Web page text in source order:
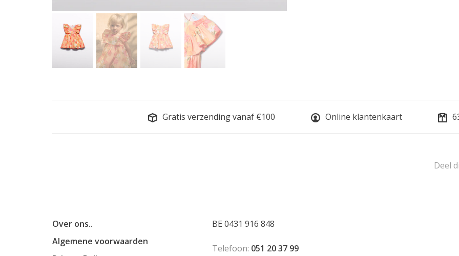
Gratis verzending vanaf €100 Online klantenkaart
Deel
Over ons..
Algemene voorwaarden
BE 0431 916 848
Telefoon: 051 20 37 99